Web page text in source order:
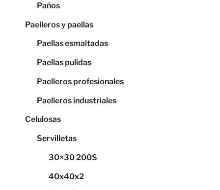
Paños
Paelleros y paellas
Paellas esmaltadas
Paellas pulidas
Paelleros profesionales
Paelleros industriales
Celulosas
Servilletas
30×30 200S
40x40x2